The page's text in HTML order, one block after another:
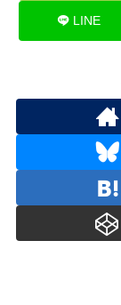
LINE